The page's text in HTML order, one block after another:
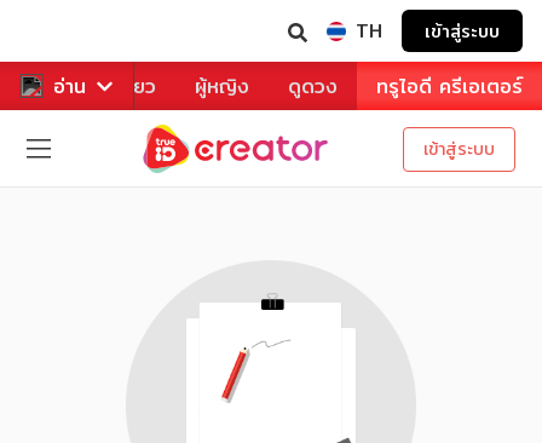
TH เข้าสู่ระบบ
อ่าน
หาร ท่องเที่ยว ผู้หญิง ดูดวง ทรูไอดี ครีเอเตอร์
เข้าสู่ระบบ